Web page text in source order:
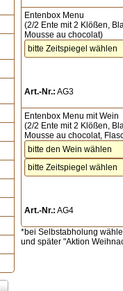
Entenbox Menu
(2/2 Ente mit 2 Klößen,
Mousse au chocolat)
Art.-Nr.: AG3
Entenbox Menu mit Wein
(2/2 Ente mit 2 Klößen,
Mousse au chocolat,
Art.-Nr.: AG4
*bei Selbstabholung
und später "Aktion